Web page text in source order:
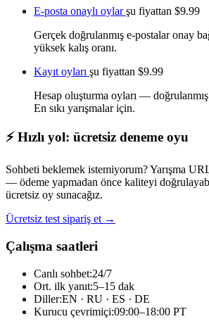
E-posta onaylı oylarşu fiyattan $9.99
Gerçek doğrulanmış e-postalar onay
yüksek kalış oranı.
Kayıt oyları şu fiyattan $9.99
Hesap oluşturma oyları —
En sıkı yarışmalar için.
⚡ Hızlı yol: ücretsiz deneme oyu
Sohbeti beklemek istemiyorum? Yarışma
— ödeme yapmadan önce kaliteyi
ücretsiz oy sunacağız.
Ücretsiz test sipariş et →
Çalışma saatleri
Canlı sohbet:24/7
Ort. ilk yanıt:5–15 dak
Diller:EN · RU · ES · DE
Kurucu çevrimiçi:09:00–18:00 PT